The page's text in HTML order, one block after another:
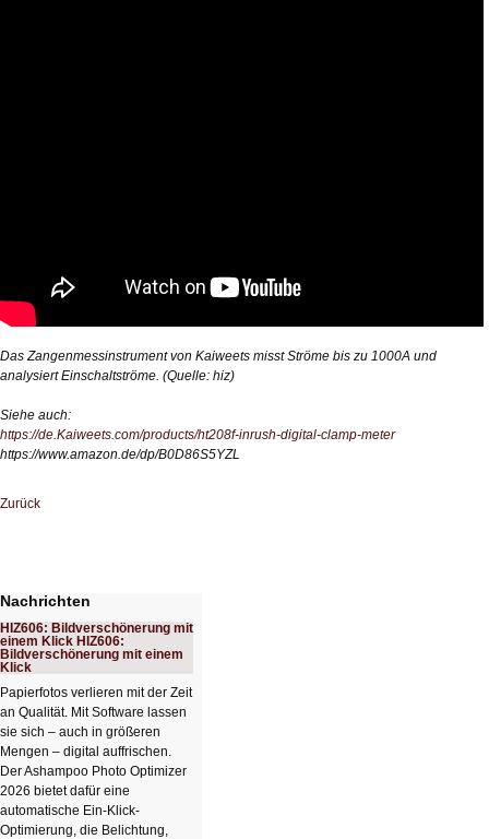
Das Zangenmessinstrument von Kaiweets misst Ströme bis zu 1000A und
analysiert Einschaltströme. (Quelle: hiz)
Siehe auch:
https://de.Kaiweets.com/products/ht208f-inrush-digital-clamp-meter
https://www.amazon.de/dp/B0D86S5YZL
Zurück
Nachrichten
HIZ606: Bildverschönerung mit
einem Klick HIZ606:
Bildverschönerung mit einem
Klick
Papierfotos verlieren mit der Zeit
an Qualität. Mit Software lassen
sie sich – auch in größeren
Mengen – digital auffrischen.
Der Ashampoo Photo Optimizer
2026 bietet dafür eine
automatische Ein-Klick-
Optimierung, die Belichtung,